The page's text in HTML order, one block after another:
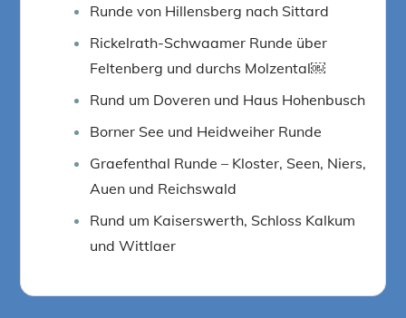
Runde von Hillensberg nach Sittard
Rickelrath-Schwaamer Runde über
Feltenberg und durchs Molzental￼
Rund um Doveren und Haus Hohenbusch
Borner See und Heidweiher Runde
Graefenthal Runde – Kloster, Seen, Niers,
Auen und Reichswald
Rund um Kaiserswerth, Schloss Kalkum
und Wittlaer